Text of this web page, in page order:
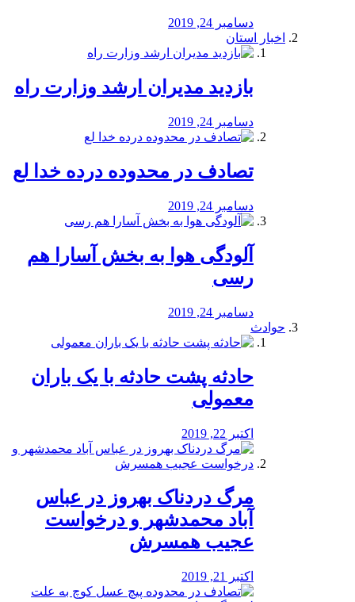
دسامبر 24, 2019
اخبار استان
بازدید مدیران ارشد وزارت راه
دسامبر 24, 2019
تصادف در محدوده درده خدا لع
دسامبر 24, 2019
آلودگی هوا به بخش آسارا هم
رسی
دسامبر 24, 2019
حوادث
️حادثه پشت حادثه با یک باران
معمولی
اکتبر 22, 2019
مرگ دردناک بهروز در عباس
آباد محمدشهر و درخواست
عجیب همسرش
اکتبر 21, 2019